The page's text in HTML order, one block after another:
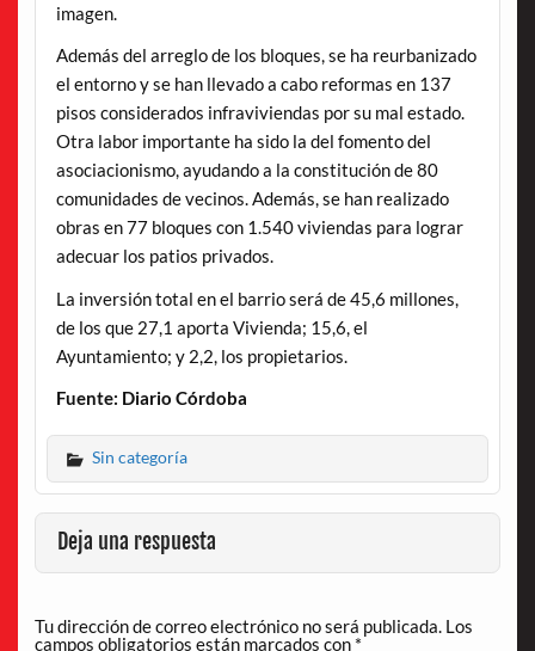
imagen.
Además del arreglo de los bloques, se ha reurbanizado
el entorno y se han llevado a cabo reformas en 137
pisos considerados infraviviendas por su mal estado.
Otra labor importante ha sido la del fomento del
asociacionismo, ayudando a la constitución de 80
comunidades de vecinos. Además, se han realizado
obras en 77 bloques con 1.540 viviendas para lograr
adecuar los patios privados.
La inversión total en el barrio será de 45,6 millones,
de los que 27,1 aporta Vivienda; 15,6, el
Ayuntamiento; y 2,2, los propietarios.
Fuente: Diario Córdoba
Sin categoría
Deja una respuesta
Tu dirección de correo electrónico no será publicada. Los
campos obligatorios están marcados con *